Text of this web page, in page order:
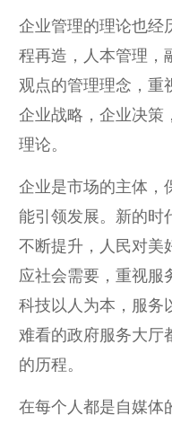
企业管理的理论也经
程再造，人本管理，
观点的管理理念，重
企业战略，企业决策
理论。
企业是市场的主体，
能引领发展。新的时
不断提升，人民对美
应社会需要，重视服
科技以人为本，服务
难看的政府服务大厅
的历程。
在每个人都是自媒体